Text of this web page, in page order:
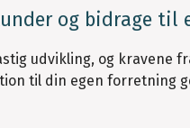
og bidrage til
udvikling, og kravene
til din egen forretning